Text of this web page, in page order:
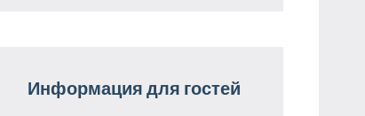
Информация для гостей